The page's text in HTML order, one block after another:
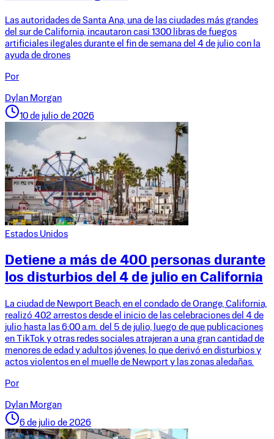
Las autoridades de Santa Ana, una de las ciudades más grandes
del sur de California, incautaron casi 1300 libras de fuegos
artificiales ilegales durante el fin de semana del 4 de julio con la
ayuda de drones
Por
Dylan Morgan
10 de julio de 2026
Estados Unidos
Detiene a más de 400 personas durante
los disturbios del 4 de julio en California
La ciudad de Newport Beach, en el condado de Orange, California,
realizó 402 arrestos desde el inicio de las celebraciones del 4 de
julio hasta las 6:00 a.m. del 5 de julio, luego de que publicaciones
en TikTok y otras redes sociales atrajeran a una gran cantidad de
menores de edad y adultos jóvenes, lo que derivó en disturbios y
actos violentos en el muelle de Newport y las zonas aledañas.
Por
Dylan Morgan
6 de julio de 2026